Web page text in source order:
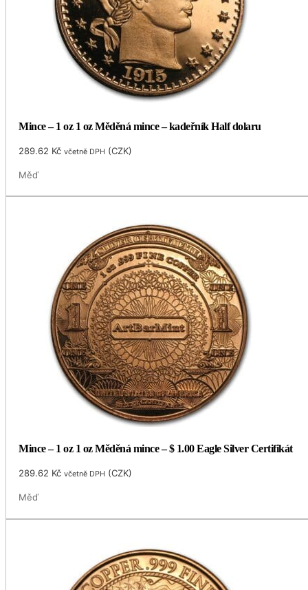
Mince – 1 oz 1 oz Měděná mince – kadeřník Half dolaru
289.62 Kč včetně DPH (CZK)
Měď
Mince – 1 oz 1 oz Měděná mince – $ 1.00 Eagle Silver Certifikát
289.62 Kč včetně DPH (CZK)
Měď